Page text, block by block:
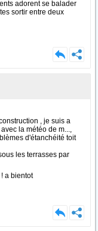
adorent se balader
sortir entre deux
, je suis a
la météo de m...,
d'étanchéité toit
les terrasses par
a bientot